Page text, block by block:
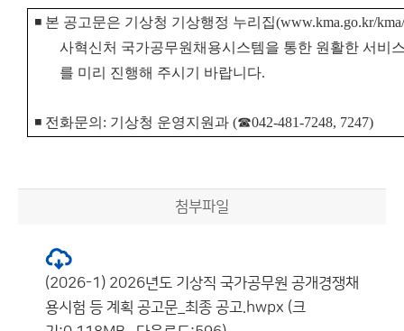
◾ 본 공고문은 기상청 기상행정 누리집(www.kma.go.kr/
사혁신처 국가공무원채용시스템을 통한 원활한 서비
를 미리 진행해 주시기 바랍니다.
◾ 전화문의: 기상청 운영지원과 (☎042-481-7248, 7247)
첨부파일
(2026-1) 2026년도 기상직 국가공무원 공개경쟁채
용시험 등 계획 공고문_최종 공고.hwpx (크